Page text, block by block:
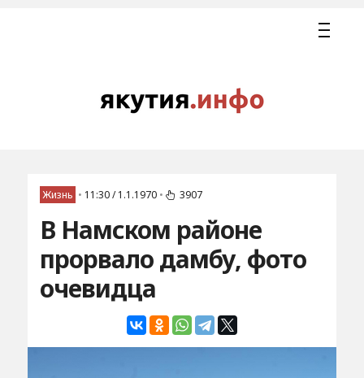
Жизнь • 11:30 / 1.1.1970 • 3907
В Намском районе
прорвало дамбу, фото
очевидца